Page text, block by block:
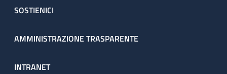
SOSTIENICI
AMMINISTRAZIONE TRASPARENTE
INTRANET